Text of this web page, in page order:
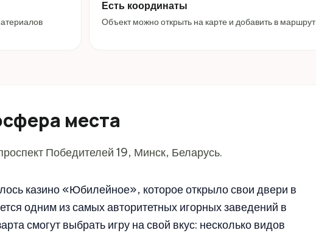
Есть координаты
Объект можно открыть на карте и добавить в маршрут
места
Победителей 19, Минск, Беларусь.
казино «Юбилейное», которое открыло свои двери в
одним из самых авторитетных игорных заведений в
смогут выбрать игру на свой вкус: несколько видов